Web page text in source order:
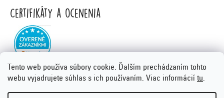
Tento web používa súbory cookie. Ďalším prechádzaním tohto
webu vyjadrujete súhlas s ich používaním. Viac informácií tu.
Certifikáty a ocenenia